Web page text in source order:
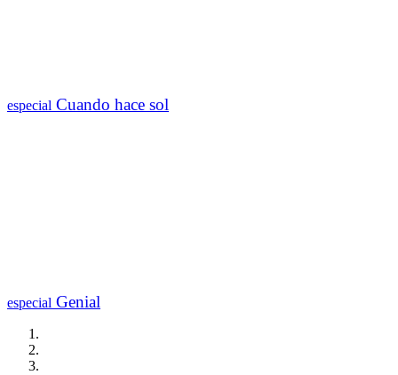
especial Cuando hace sol
especial Genial